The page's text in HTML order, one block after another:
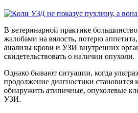
В ветеринарной практике
жалобами на вялость, потерю
анализы крови и УЗИ внутренних
свидетельствовать о наличии опухоли.
Однако бывают ситуации, когда
продолжение диагностики становится
обнаружить атипичные, опухолевые
УЗИ.